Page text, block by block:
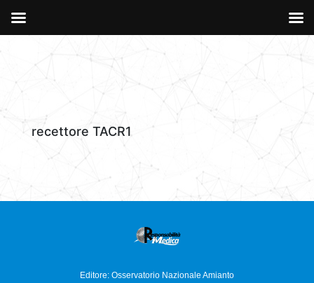
recettore TACR1
Editore: Osservatorio Nazionale Amianto